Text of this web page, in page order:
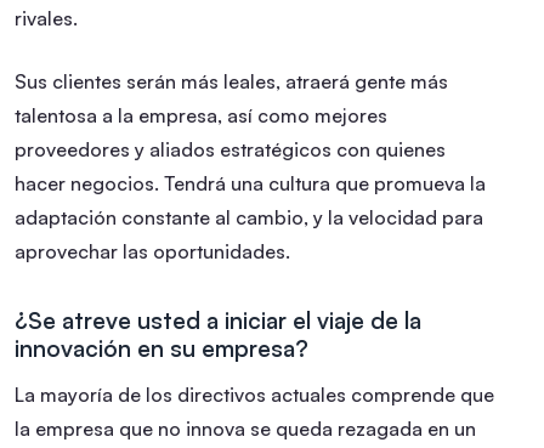
rivales.
Sus clientes serán más leales, atraerá gente más
talentosa a la empresa, así como mejores
proveedores y aliados estratégicos con quienes
hacer negocios. Tendrá una cultura que promueva la
adaptación constante al cambio, y la velocidad para
aprovechar las oportunidades.
¿Se atreve usted a iniciar el viaje de la
innovación en su empresa?
La mayoría de los directivos actuales comprende que
la empresa que no innova se queda rezagada en un